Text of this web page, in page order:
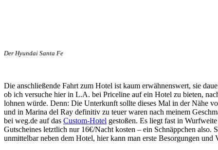
Der Hyundai Santa Fe
Die anschließende Fahrt zum Hotel ist kaum erwähnenswert, sie
ob ich versuche hier in L.A. bei Priceline auf ein Hotel zu bieten,
lohnen würde. Denn: Die Unterkunft sollte dieses Mal in der Nähe
und in Marina del Ray definitiv zu teuer waren nach meinem
bei weg.de auf das Custom-Hotel gestoßen. Es liegt fast in
Gutscheines letztlich nur 16€/Nacht kosten – ein Schnäppchen also.
unmittelbar neben dem Hotel, hier kann man erste Besorgungen